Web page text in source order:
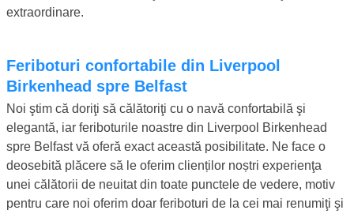
extraordinare.
Feriboturi confortabile din Liverpool
Birkenhead spre Belfast
Noi ştim că doriţi să călătoriţi cu o navă confortabilă şi
elegantă, iar feriboturile noastre din Liverpool Birkenhead
spre Belfast vă oferă exact această posibilitate. Ne face o
deosebită plăcere să le oferim clienților noștri experienţa
unei călătorii de neuitat din toate punctele de vedere, motiv
pentru care noi oferim doar feriboturi de la cei mai renumiţi şi